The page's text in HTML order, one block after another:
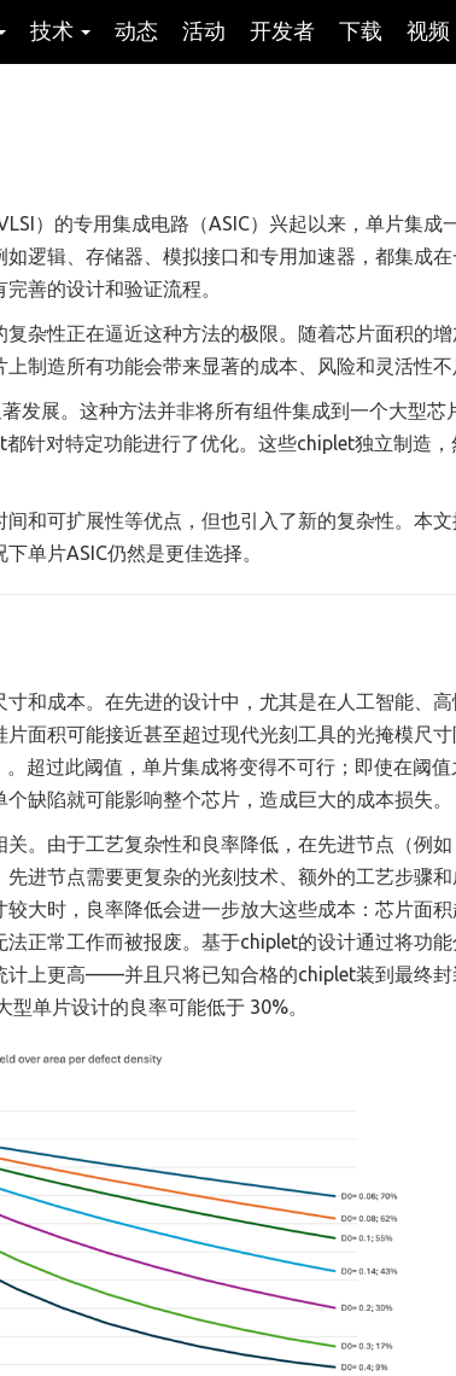
技术 动态 活动 开发者 下载 视频
）的专用集成电路（ASIC）兴起以来，单片集成
逻辑、存储器、模拟接口和专用加速器，都集成在
善的设计和验证流程。
杂性正在逼近这种方法的极限。随着芯片面积的
制造所有功能会带来显著的成本、风险和灵活性不
发展。这种方法并非将所有组件集成到一个大型芯
对特定功能进行了优化。这些chiplet独立制造，
和可扩展性等优点，但也引入了新的复杂性。本
单片ASIC仍然是更佳选择。
和成本。在先进的设计中，尤其是在人工智能、
面积可能接近甚至超过现代光刻工具的光掩模尺寸
超过此阈值，单片集成将变得不可行；即使在阈
缺陷就可能影响整个芯片，造成巨大的成本损失。
由于工艺复杂性和良率降低，在先进节点（例如
进节点需要更复杂的光刻技术、额外的工艺步骤
大时，良率降低会进一步放大这些成本：芯片面
正常工作而被报废。基于chiplet的设计通过将功
上更高——并且只将已知合格的chiplet装到最终封
单片设计的良率可能低于 30%。